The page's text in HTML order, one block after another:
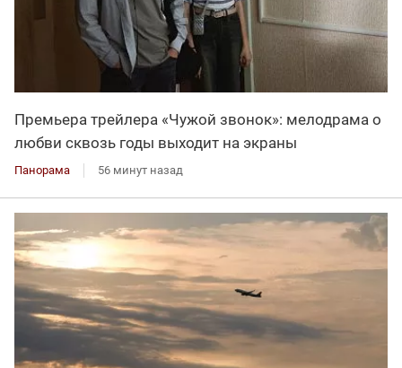
Премьера трейлера «Чужой звонок»: мелодрама о
любви сквозь годы выходит на экраны
Панорама 56 минут назад